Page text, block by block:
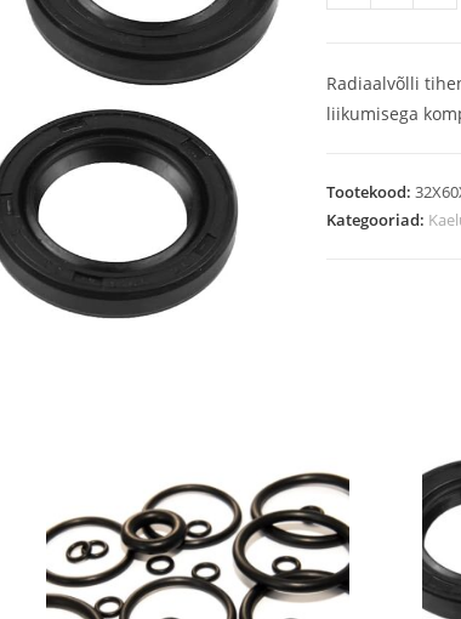
Radiaalvõlli
liikumisega
Tootekood:
Kategooriad: